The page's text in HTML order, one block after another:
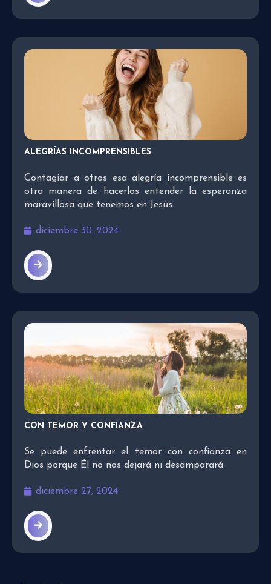
ALEGRÍAS INCOMPRENSIBLES
Contagiar a otros esa alegría incomprensible es
otra manera de hacerlos entender la esperanza
maravillosa que tenemos en Jesús.
diciembre 30, 2024
CON TEMOR Y CONFIANZA
Se puede enfrentar el temor con confianza en
Dios porque Él no nos dejará ni desamparará.
diciembre 27, 2024